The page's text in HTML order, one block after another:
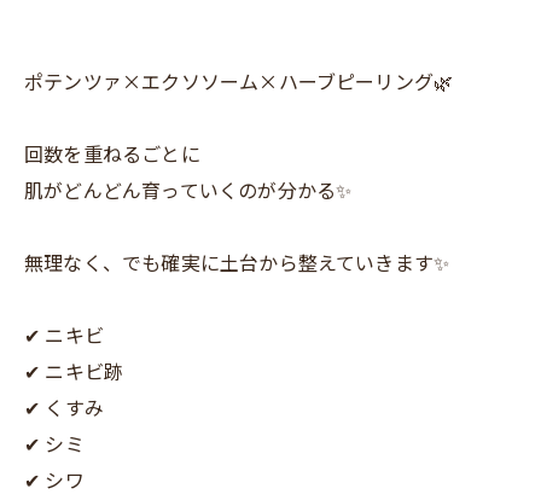
ポテンツァ×エクソソーム×ハーブピーリング🌿
回数を重ねるごとに
肌がどんどん育っていくのが分かる✨
無理なく、でも確実に土台から整えていきます✨
✔ ニキビ
✔ ニキビ跡
✔ くすみ
✔ シミ
✔ シワ